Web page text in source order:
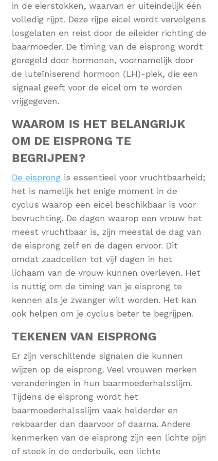
in de eierstokken, waarvan er uiteindelijk één
volledig rijpt. Deze rijpe eicel wordt vervolgens
losgelaten en reist door de eileider richting de
baarmoeder. De timing van de eisprong wordt
geregeld door hormonen, voornamelijk door
de luteïniserend hormoon (LH)-piek, die een
signaal geeft voor de eicel om te worden
vrijgegeven.
WAAROM IS HET BELANGRIJK
OM DE EISPRONG TE
BEGRIJPEN?
De eisprong is essentieel voor vruchtbaarheid;
het is namelijk het enige moment in de
cyclus waarop een eicel beschikbaar is voor
bevruchting. De dagen waarop een vrouw het
meest vruchtbaar is, zijn meestal de dag van
de eisprong zelf en de dagen ervoor. Dit
omdat zaadcellen tot vijf dagen in het
lichaam van de vrouw kunnen overleven. Het
is nuttig om de timing van je eisprong te
kennen als je zwanger wilt worden. Het kan
ook helpen om je cyclus beter te begrijpen.
TEKENEN VAN EISPRONG
Er zijn verschillende signalen die kunnen
wijzen op de eisprong. Veel vrouwen merken
veranderingen in hun baarmoederhalsslijm.
Tijdens de eisprong wordt het
baarmoederhalsslijm vaak helderder en
rekbaarder dan daarvoor of daarna. Andere
kenmerken van de eisprong zijn een lichte pijn
of steek in de onderbuik, een lichte